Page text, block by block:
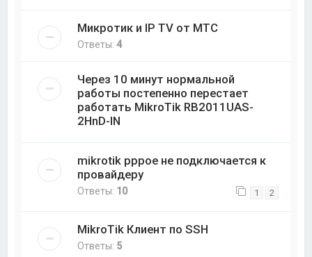
Микротик и IP TV от МТС
Ответы:4
Через 10 минут нормальной
работы постепенно перестает
работать MikroTik RB2011UAS-
2HnD-IN
mikrotik pppoe не подключается к
провайдеру
Ответы: 10 1 2
MikroTik Клиент по SSH
Ответы: 5